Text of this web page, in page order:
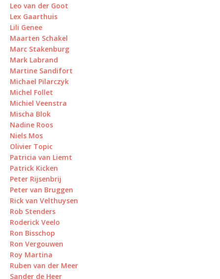
Leo van der Goot
Lex Gaarthuis
Lili Genee
Maarten Schakel
Marc Stakenburg
Mark Labrand
Martine Sandifort
Michael Pilarczyk
Michel Follet
Michiel Veenstra
Mischa Blok
Nadine Roos
Niels Mos
Olivier Topic
Patricia van Liemt
Patrick Kicken
Peter Rijsenbrij
Peter van Bruggen
Rick van Velthuysen
Rob Stenders
Roderick Veelo
Ron Bisschop
Ron Vergouwen
Roy Martina
Ruben van der Meer
Sander de Heer